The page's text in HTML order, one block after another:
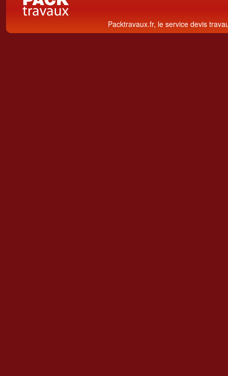
Packtravaux.fr, le service devis